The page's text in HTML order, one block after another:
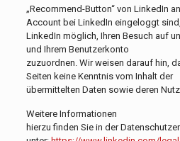
„Recommend-Button“ von LinkedIn
Account bei LinkedIn eingeloggt
LinkedIn möglich, Ihren Besuch auf
und Ihrem Benutzerkonto
zuzuordnen. Wir weisen darauf hin,
Seiten keine Kenntnis vom Inhalt der
übermittelten Daten sowie deren
Weitere Informationen
hierzu finden Sie in der